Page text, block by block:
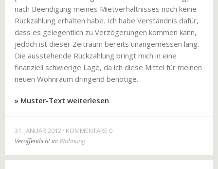
nach Beendigung meines Mietverhältnisses noch keine
Rückzahlung erhalten habe. Ich habe Verständnis dafür,
dass es gelegentlich zu Verzögerungen kommen kann,
jedoch ist dieser Zeitraum bereits unangemessen lang.
Die ausstehende Rückzahlung bringt mich in eine
finanziell schwierige Lage, da ich diese Mittel für meinen
neuen Wohnraum dringend benötige.
» Muster-Text weiterlesen
31. JANUAR 2012 KOMMENTARE 0
Veröffentlicht in: Wohnung